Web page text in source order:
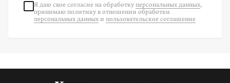
Я даю свое согласие на обработку персональных данных,
принимаю политику в отношении обработки
персональных данных и пользовательское соглашение